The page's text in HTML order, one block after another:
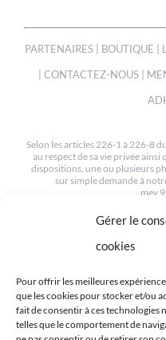
Gérer le
cookies
Pour offrir les meilleures
que les cookies pour stocker et/ou
fait de consentir à ces technologies
telles que le comportement de
PARTENAIRES BOUTIQUE
CONTACTEZ-NOUS|
Selon les articles 226-1 à 226-8
au respect de sa vie privée
dispositions, une ou plusieurs
sur simple demande à
© COPYRIGHT 2012-2022 |
|